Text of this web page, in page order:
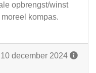
opbrengst/winst
kompas.
december 2024